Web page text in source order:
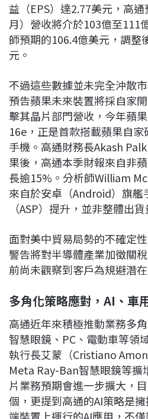
益（EPS）達2.77美元，高
月）營收將介於103億至111
師預期的106.4億美元，調整
元。
不過這些數據並未完全沖散
預告蘋果未來裝置將採自家
擊其晶片部門營收，今年蘋
16e，正是首款搭載蘋果自
手機。高通財務長Akash
果後，高通本季財報來自非
長逾15%。分析師William
來自於安卓（Android）旗艦
（ASP）提升，並非整體出
面對美中貿易局勢的不確定
警告將對半導體產業加徵關
前尚未觀察到客戶為規避潛
多角化策略應對，AI、車
高通近年來積極推動業務多
智慧眼鏡、PC、電動車等領
執行長艾蒙（Cristiano
Meta Ray-Ban智慧眼鏡等擴
片業務預期會進一步擴大，
個，更提到高通的AI策略是